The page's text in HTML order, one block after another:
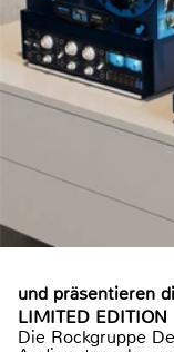
und präsentieren
LIMITED EDITION
Die Rockgruppe